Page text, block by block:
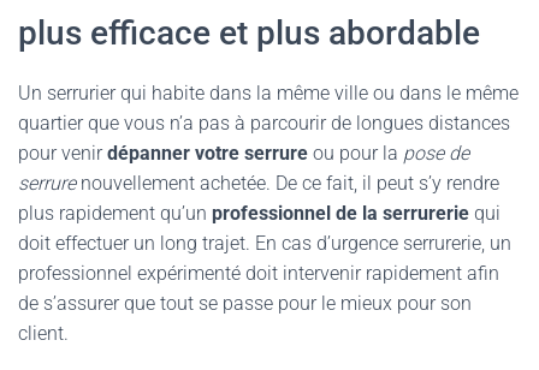
plus efficace et plus abordable
Un serrurier qui habite dans la même ville ou dans le même
quartier que vous n’a pas à parcourir de longues distances
pour venirdépanner votre serrure ou pour la pose de
serrurenouvellement achetée. De ce fait, il peut s’y rendre
plus rapidement qu’un professionnel de la serrurerie qui
doit effectuer un long trajet. En cas d’urgence serrurerie, un
professionnel expérimenté doit intervenir rapidement afin
de s’assurer que tout se passe pour le mieux pour son
client.